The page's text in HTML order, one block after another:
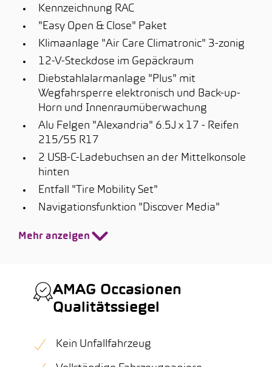
Kennzeichnung RAC
"Easy Open & Close" Paket
Klimaanlage "Air Care Climatronic" 3-zonig
12-V-Steckdose im Gepäckraum
Diebstahlalarmanlage "Plus" mit
Wegfahrsperre elektronisch und Back-up-
Horn und Innenraumüberwachung
Alu Felgen "Alexandria" 6.5J x 17 - Reifen
215/55 R17
2 USB-C-Ladebuchsen an der Mittelkonsole
hinten
Entfall "Tire Mobility Set"
Navigationsfunktion "Discover Media"
Mehr anzeigen
AMAG Occasionen
Qualitätssiegel
Kein Unfallfahrzeug